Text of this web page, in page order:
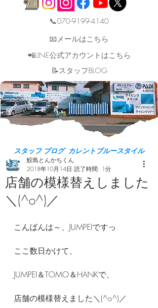
📞070-9199-4140
📧メールはこちら
📲LINE公式アカウントはこちら
​📝スタッフBLOG
スタッフ ブログ カレントブルースタイル
店舗の模様替えしました
＼(^o^)／
鮫島とんかちくん
2018年10月14日 読了時間: 1分
こんばんは～、JUMPEIですっ
ここ数日かけて、
JUMPEI＆TOMO＆HANKで、
店舗の模様替えました＼(^o^)／